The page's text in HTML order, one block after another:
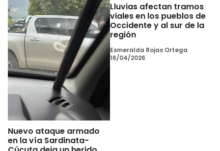
Nuevo ataque armado
en la vía Sardinata-
Lluvias afectan tramos
viales en los pueblos de
Occidente y al sur de la
región
Esmeralda Rojas Ortega
16/04/2026